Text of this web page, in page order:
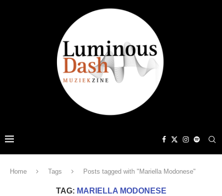
Home Tags Posts tagged with "Mariella Modonese"
TAG: MARIELLA MODONESE